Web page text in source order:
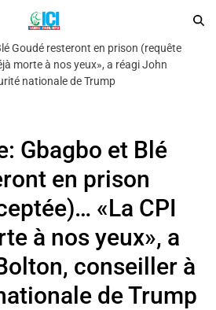
Goudé resteront en prison (requête
morte à nos yeux», a réagi John
nationale de Trump
Gbagbo et Blé
en prison
«La CPI
à nos yeux», a
conseiller à
de Trump